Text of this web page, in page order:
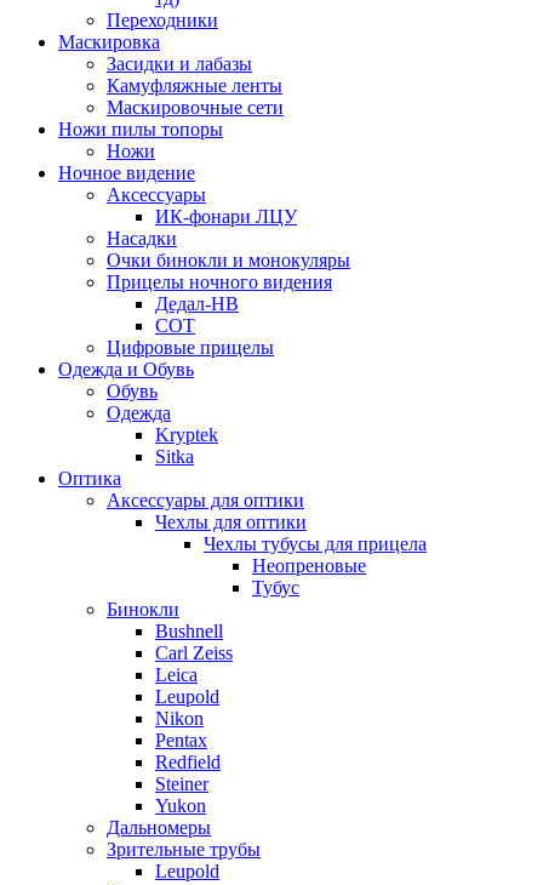
Переходники
Маскировка
Засидки и лабазы
Камуфляжные ленты
Маскировочные сети
Ножи пилы топоры
Ножи
Ночное видение
Аксессуары
ИК-фонари ЛЦУ
Насадки
Очки бинокли и монокуляры
Прицелы ночного видения
Дедал-НВ
СОТ
Цифровые прицелы
Одежда и Обувь
Обувь
Одежда
Kryptek
Sitka
Оптика
Аксессуары для оптики
Чехлы для оптики
Чехлы тубусы для прицела
Неопреновые
Тубус
Бинокли
Bushnell
Carl Zeiss
Leica
Leupold
Nikon
Pentax
Redfield
Steiner
Yukon
Дальномеры
Зрительные трубы
Leupold